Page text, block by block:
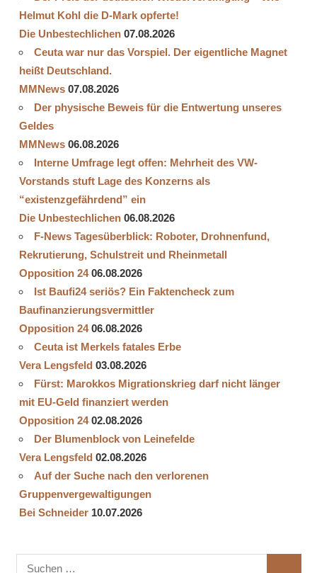
Helmut Kohl die D‑Mark opferte!
Die Unbestechlichen 07.08.2026
Ceuta war nur das Vorspiel. Der eigentliche Magnet
heißt Deutschland.
MMNews 07.08.2026
Der physische Beweis für die Entwertung unseres
Geldes
MMNews 06.08.2026
Interne Umfrage legt offen: Mehrheit des VW-
Vorstands stuft Lage des Konzerns als
“existenzgefährdend” ein
Die Unbestechlichen 06.08.2026
F-News Tagesüberblick: Roboter, Drohnenfund,
Rekrutierung, Schulstreit und Rheinmetall
Opposition 24 06.08.2026
Ist Baufi24 seriös? Ein Faktencheck zum
Baufinanzierungsvermittler
Opposition 24 06.08.2026
Ceuta ist Merkels fatales Erbe
Vera Lengsfeld 03.08.2026
Fürst: Marokkos Migrationskrieg darf nicht länger
mit EU-Geld finanziert werden
Opposition 24 02.08.2026
Der Blumenblock von Leinefelde
Vera Lengsfeld 02.08.2026
Auf der Suche nach den verlorenen
Gruppenvergewaltigungen
Bei Schneider 10.07.2026
Suchen